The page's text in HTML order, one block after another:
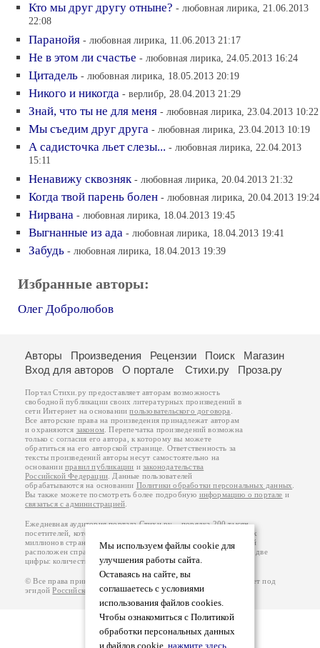
Кто мы друг другу отныне? - любовная лирика, 21.06.2013
22:08
Паранойя - любовная лирика, 11.06.2013 21:17
Не в этом ли счастье - любовная лирика, 24.05.2013 16:24
Цитадель - любовная лирика, 18.05.2013 20:19
Никого и никогда - верлибр, 28.04.2013 21:29
Знай, что ты не для меня - любовная лирика, 23.04.2013 10:22
Мы съедим друг друга - любовная лирика, 23.04.2013 10:19
А садисточка льет слезы... - любовная лирика, 22.04.2013
15:11
Ненавижу сквозняк - любовная лирика, 20.04.2013 21:32
Когда твой парень болен - любовная лирика, 20.04.2013 19:24
Нирвана - любовная лирика, 18.04.2013 19:45
Выгнанные из ада - любовная лирика, 18.04.2013 19:41
Забудь - любовная лирика, 18.04.2013 19:39
Избранные авторы:
Олег Добролюбов
Мы используем файлы cookie для
улучшения работы сайта.
Оставаясь на сайте, вы
соглашаетесь с условиями
использования файлов cookies.
Чтобы ознакомиться с Политикой
обработки персональных данных
и файлов cookie, нажмите здесь.
Авторы Произведения Рецензии Поиск
Магазин
Вход для авторов
О портале Стихи.ру Проза.ру
Портал Стихи.ру предоставляет авторам возможность
свободной публикации своих литературных произведений в
сети Интернет на основаниипользовательского договора
Все авторские права на произведения принадлежат авторам
и охраняются законом . Перепечатка произведений возможна
только с согласия его автора, к которому вы можете
обратиться на его авторской странице. Ответственность за
тексты произведений авторы несут самостоятельно на
основанииправил публикации изаконодательства
Российской Федерации . Данные пользователей
обрабатываются на основании Политики обработки персональных данных
Вы также можете посмотреть более подробную информацию о портале и
связаться с администрацией
Ежедневная аудитория портала Стихи.ру – порядка 200 тысяч
посетителей, которые в общей сумме просматривают более двух
миллионов страниц по данным счетчика посещаемости, который
расположен справа от этого текста. В каждой графе указано по две
цифры: количество просмотров и количество посетителей.
© Все права принадлежат авторам, 2000-2026. Портал работает под
эгидойРоссийского союза писателей.18+